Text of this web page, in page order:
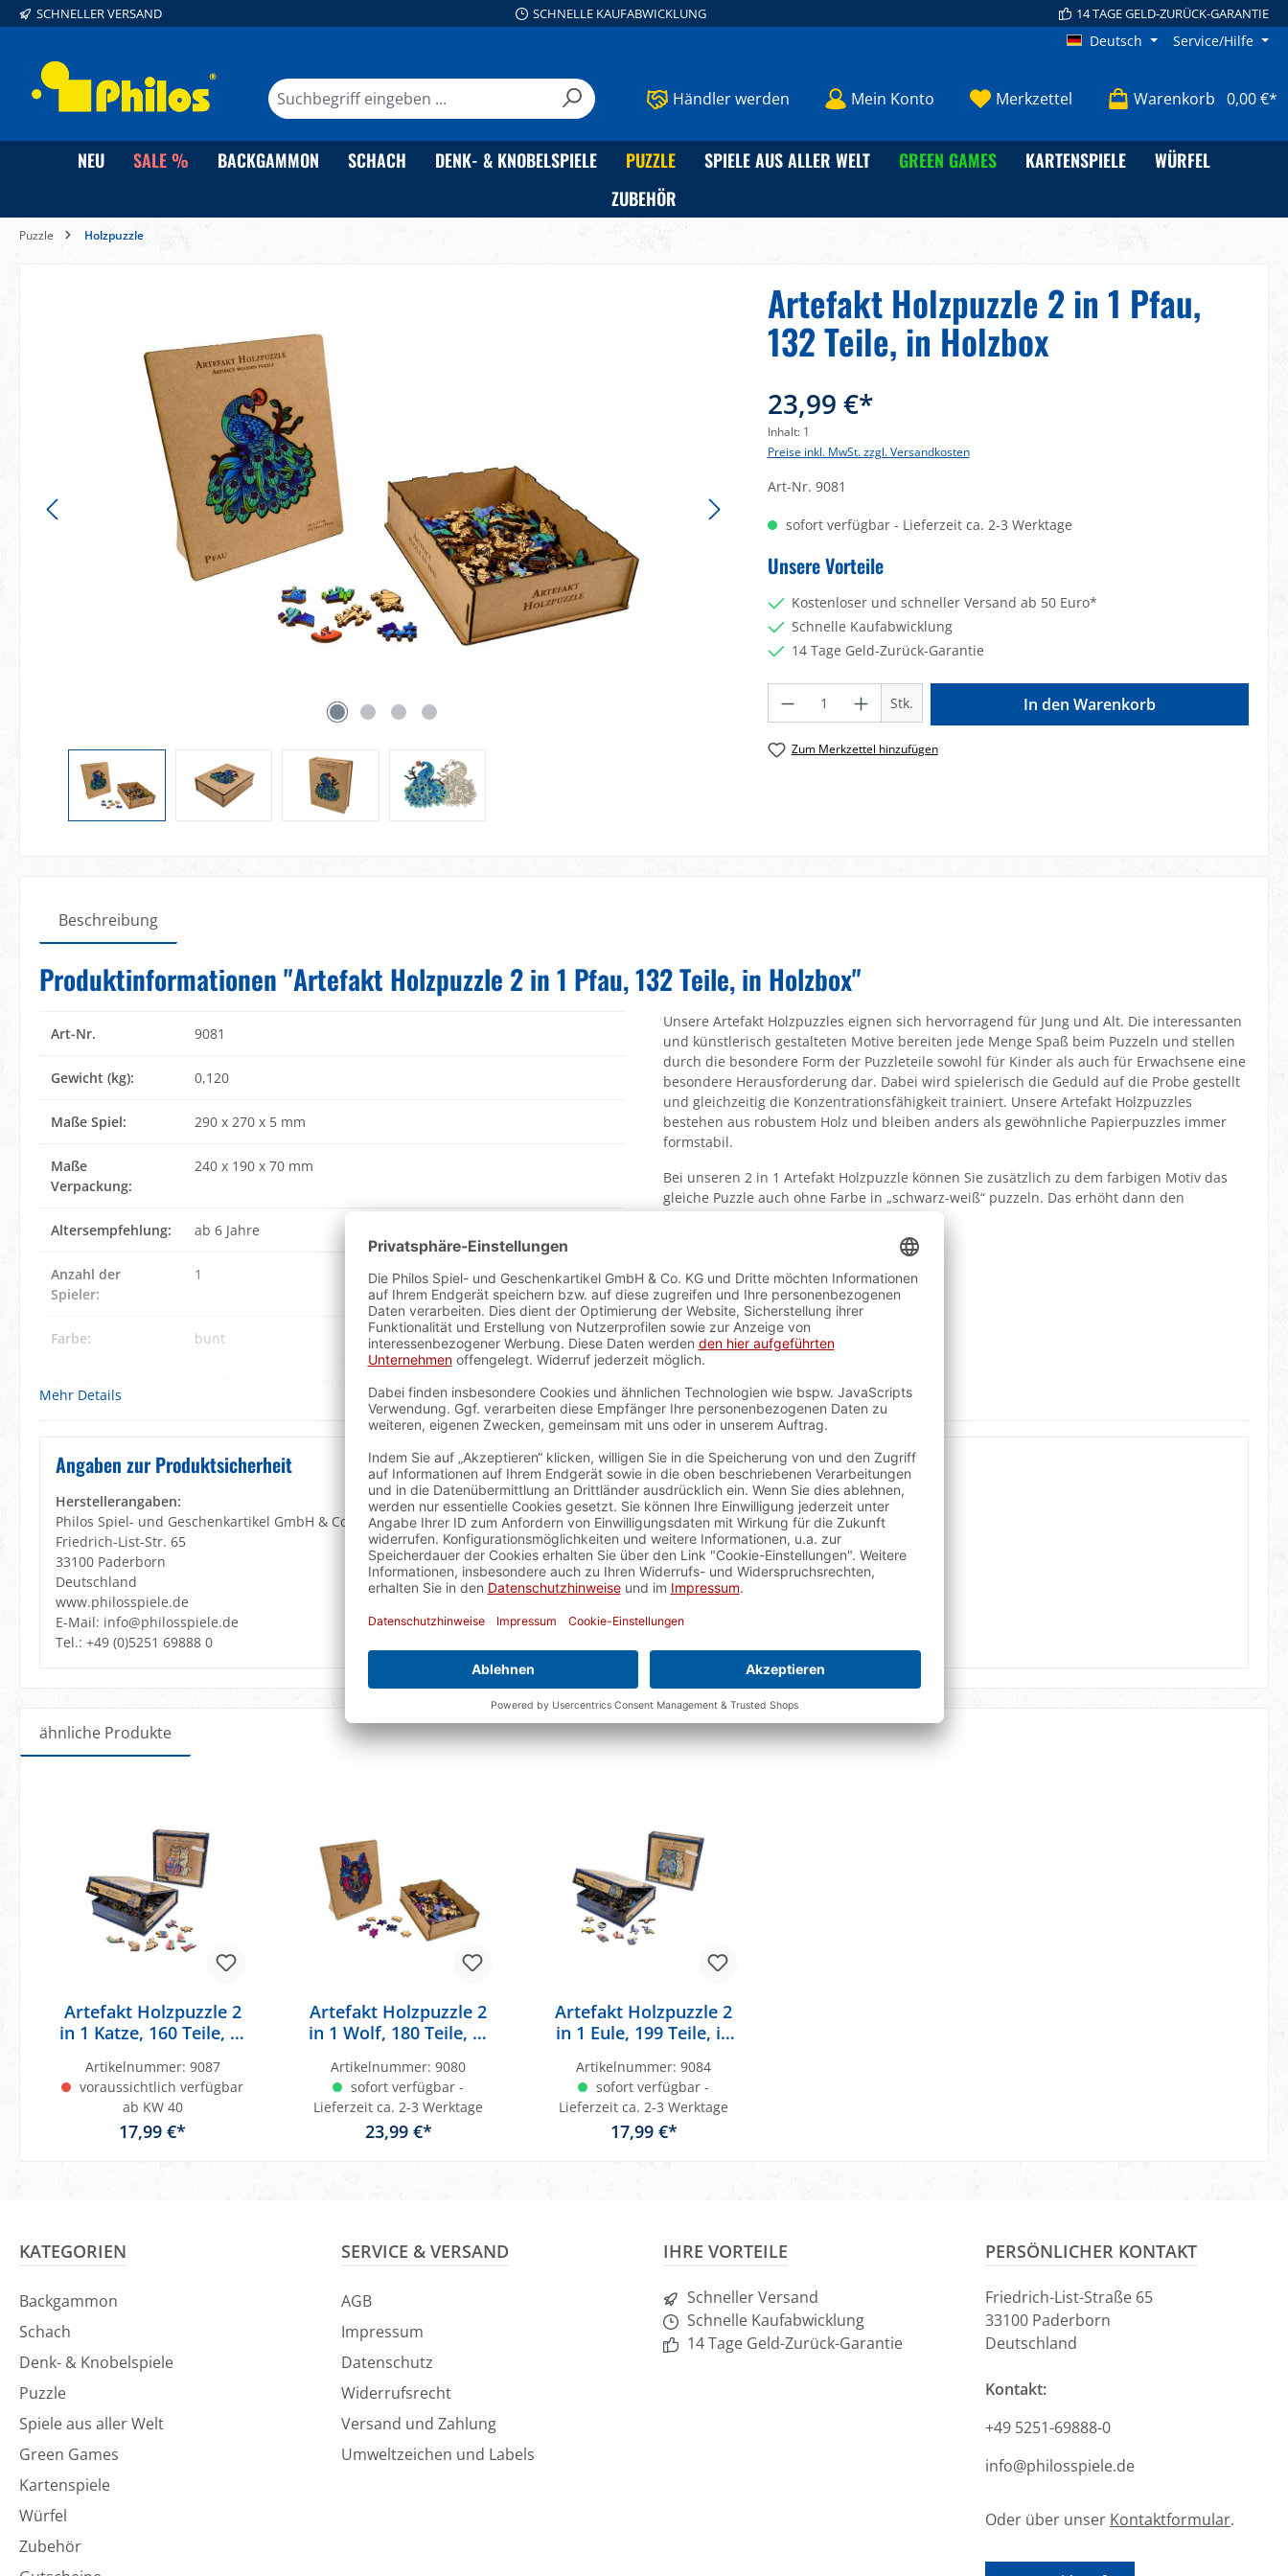
Zur Hauptnavigation springen
SCHNELLER VERSAND SCHNELLE KAUFABWICKLUNG 14 TAGE GELD-ZURÜCK-GARANTIE
Deutsch Service/Hilfe
Händler werden Mein Konto Merkzettel Warenkorb 0,00 €*
NEU SALE % BACKGAMMON SCHACH DENK- & KNOBELSPIELE PUZZLE SPIELE AUS ALLER WELT GREEN GAMES KARTENSPIELE
WÜRFEL
ZUBEHÖR
Puzzle Holzpuzzle
Artefakt Holzpuzzle 2 in 1 Pfau,
132 Teile, in Holzbox
23,99 €*
Inhalt: 1
Preise inkl. MwSt. zzgl. Versandkosten
Art-Nr. 9081
sofort verfügbar - Lieferzeit ca. 2-3 Werktage
Unsere Vorteile
Kostenloser und schneller Versand ab 50 Euro*
Schnelle Kaufabwicklung
14 Tage Geld-Zurück-Garantie
Stk. In den Warenkorb
Zum Merkzettel hinzufügen
Beschreibung
Produktinformationen "Artefakt Holzpuzzle 2 in 1 Pfau, 132 Teile, in Holzbox"
Unsere Artefakt Holzpuzzles eignen sich hervorragend für Jung und Alt. Die interessanten
und künstlerisch gestalteten Motive bereiten jede Menge Spaß beim Puzzeln und stellen
durch die besondere Form der Puzzleteile sowohl für Kinder als auch für Erwachsene eine
besondere Herausforderung dar. Dabei wird spielerisch die Geduld auf die Probe gestellt
und gleichzeitig die Konzentrationsfähigkeit trainiert. Unsere Artefakt Holzpuzzles
bestehen aus robustem Holz und bleiben anders als gewöhnliche Papierpuzzles immer
formstabil.
Bei unseren 2 in 1 Artefakt Holzpuzzle können Sie zusätzlich zu dem farbigen Motiv das
gleiche Puzzle auch ohne Farbe in „schwarz-weiß“ puzzeln. Das erhöht dann den
Art-Nr. 9081
Gewicht (kg): 0,120
Maße Spiel: 290 x 270 x 5 mm
Maße
Verpackung:
240 x 190 x 70 mm
Altersempfehlung: ab 6 Jahre
Anzahl der
Spieler:
1
Farbe: bunt
, Motorik, Visuelles Denken
Material: Holz
Spieldauer: 60 min.
Verpackung:
Warnhinweis:
3 Jahren geeignet! Erstickungsgefahr.
Mehr Details
Angaben zur Produktsicherheit
Herstellerangaben:
Philos Spiel- und Geschenkartikel GmbH & Co. KG
Friedrich-List-Str. 65
33100 Paderborn
Deutschland
www.philosspiele.de
E-Mail: info@philosspiele.de
Tel.: +49 (0)5251 69888 0
ähnliche Produkte
Artefakt Holzpuzzle 2
in 1 Katze, 160 Teile, in
Klappschachtel
Artikelnummer: 9087
voraussichtlich verfügbar
ab KW 40
17,99 €*
Artefakt Holzpuzzle 2
in 1 Wolf, 180 Teile, in
Artikelnummer:9080
sofort verfügbar -
Lieferzeit ca. 2-3 Werktage
23,99 €*
Artefakt Holzpuzzle 2
in 1 Eule, 199 Teile, in
Klappschachtel
Artikelnummer:9084
sofort verfügbar -
Lieferzeit ca. 2-3 Werktage
17,99 €*
KATEGORIEN
Backgammon
Schach
Denk- & Knobelspiele
Puzzle
Spiele aus aller Welt
Green Games
Kartenspiele
Würfel
Zubehör
SERVICE & VERSAND
AGB
Impressum
Datenschutz
Widerrufsrecht
Versand und Zahlung
Umweltzeichen und Labels
IHRE VORTEILE
Schneller Versand
Schnelle Kaufabwicklung
14 Tage Geld-Zurück-Garantie
PERSÖNLICHER KONTAKT
Friedrich-List-Straße 65
33100 Paderborn
Deutschland
Kontakt:
+49 5251-69888-0
info@philosspiele.de
Oder über unser Kontaktformular.